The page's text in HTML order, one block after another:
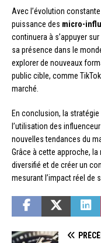
Avec l’évolution
puissance des micro-
continuera à s’appuyer
sa présence dans le
explorer de nouveaux
public cible, comme
marché.
En conclusion, la stratégie
l’utilisation des
nouvelles tendances du
Grâce à cette approche,
diversifié et de créer un
mesurant l’impact réel de